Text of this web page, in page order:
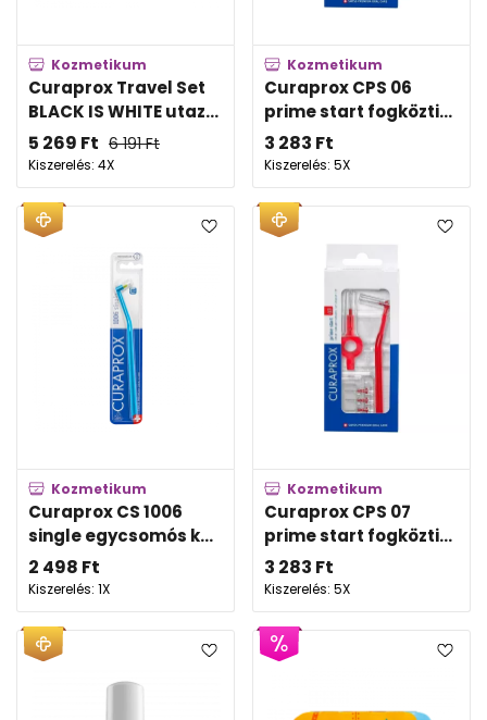
Kozmetikum
Curaprox Travel Set
BLACK IS WHITE utaz...
5 269 Ft 6 191Ft
Kiszerelés: 4X
Kozmetikum
Curaprox CPS 06
prime start fogközti...
3 283 Ft
Kiszerelés: 5X
Kozmetikum
Curaprox CS 1006
single egycsomós k...
2 498 Ft
Kiszerelés: 1X
Kozmetikum
Curaprox CPS 07
prime start fogközti...
3 283 Ft
Kiszerelés: 5X